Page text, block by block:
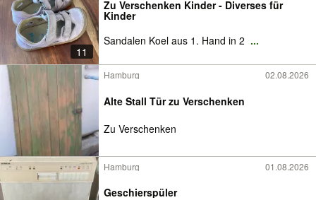
11
Zu Verschenken Kinder - Diverses für
Kinder
Sandalen Koel aus 1. Hand in 2 ...
Hamburg 02.08.2026
Alte Stall Tür zu Verschenken
Zu Verschenken
Hamburg 01.08.2026
Geschierspüler